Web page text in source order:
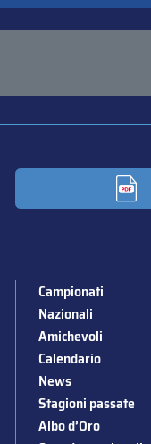
Campionati
Nazionali
Amichevoli
Calendario
News
Stagioni passate
Albo d’Oro